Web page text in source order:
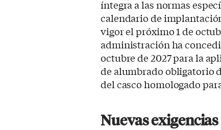
íntegra a las normas
calendario de
vigor el próximo 1 de
administración ha
octubre de 2027 para la
de alumbrado obligatorio
del casco homologado
Nuevas